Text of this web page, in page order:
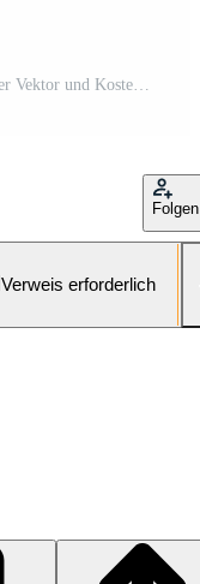
Folgen
Verweis erforderlich